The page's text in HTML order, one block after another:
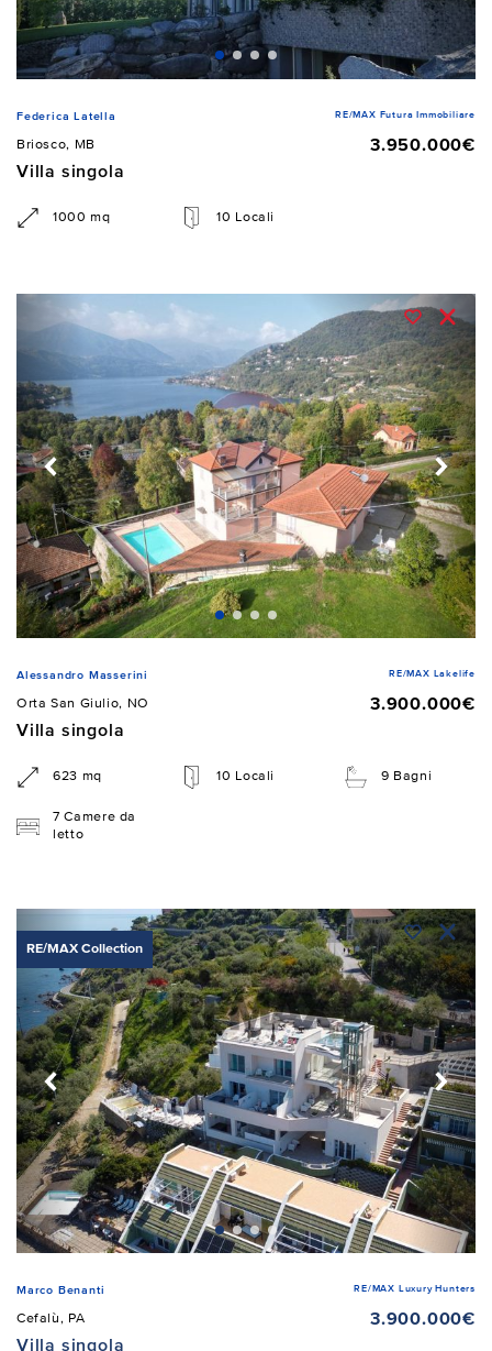
Federica Latella RE/MAX Futura Immobiliare
Briosco, MB
3.950.000€
Villa singola
1000 mq 10 Locali
Alessandro Masserini RE/MAX Lakelife
Orta San Giulio, NO
3.900.000€
Villa singola
623 mq 10 Locali 9 Bagni
7 Camere da
letto
RE/MAX Collection
Marco Benanti RE/MAX Luxury Hunters
Cefalù, PA
3.900.000€
Villa singola